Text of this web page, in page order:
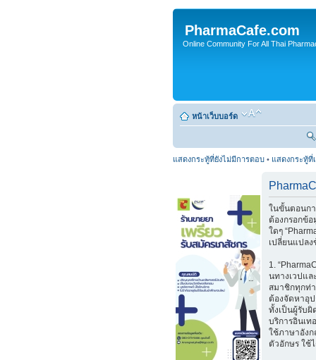
PharmaCafe.com
Online Community For All Thai
หน้าเว็บบอร์ด
แสดงกระทู้ที่ยังไม่มีการตอบ • แสดงกระทู้ที่
ในขั้นตอนกา
ต้องกรอกข้
ใดๆ
เปลี่ยนแปล
1.
นทางเวปแล
สมาชิกทุกท่
ต้องจัดหาอุ
ทั้งเป็นผู้รับ
บริการอินเท
ใช้ภาษาอังก
ตัวอักษร ใช้